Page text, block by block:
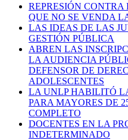
REPRESIÓN
QUE NO SE VENDA
LAS IDEAS DE LAS
GESTIÓN PÚBLICA
ABREN LAS
LA AUDIENCIA
DEFENSOR DE
ADOLESCENTES
LA UNLP HABILITÓ
PARA MAYORES DE
COMPLETO
DOCENTES EN LA
INDETERMINADO